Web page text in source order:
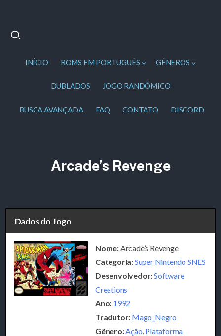
INÍCIO ROMS EM PORTUGUÊS GÊNEROS
DUBLADOS JOGO RANDÔMICO
BUSCA AVANÇADA FAQ CONTATO DISCORD
Arcade’s Revenge
Dados do Jogo
Nome: Arcade’s Revenge
Categoria:Super Nintendo SNES
Desenvolvedor:Software
Creations
Ano: 1992
Tradutor: Mago_Negro
Gênero:Ação Plataforma